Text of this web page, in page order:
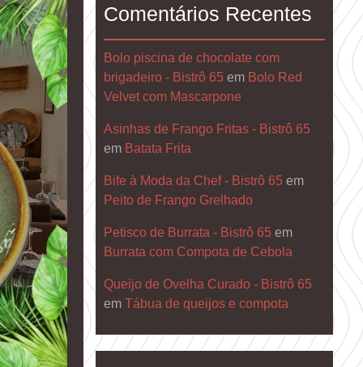
Comentários Recentes
Bolo piscina de chocolate com
brigadeiro - Bistrô 65em Bolo Red
Velvet com Mascarpone
Asinhas de Frango Fritas - Bistrô 65
em Batata Frita
Bife à Moda da Chef - Bistrô 65em
Peito de Frango Grelhado
Petisco de Burrata - Bistrô 65em
Burrata com Compota de Cebola
Queijo de Ovelha Curado - Bistrô 65
em Tábua de queijos e compota